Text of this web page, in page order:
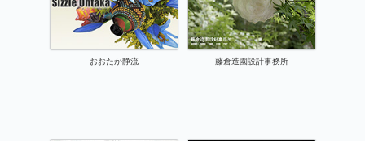
おおたか静流 藤倉造園設計事務所